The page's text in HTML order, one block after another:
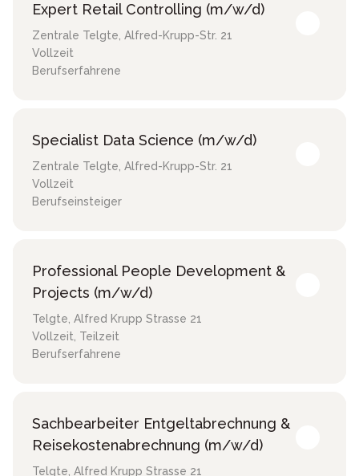
Expert Retail Controlling (m/w/d)
Zentrale Telgte, Alfred-Krupp-Str. 21
Vollzeit
Berufserfahrene
Specialist Data Science (m/w/d)
Zentrale Telgte, Alfred-Krupp-Str. 21
Vollzeit
Berufseinsteiger
Professional People Development &
Projects (m/w/d)
Telgte, Alfred Krupp Strasse 21
Vollzeit, Teilzeit
Berufserfahrene
Sachbearbeiter Entgeltabrechnung &
Reisekostenabrechnung (m/w/d)
Telgte, Alfred Krupp Strasse 21